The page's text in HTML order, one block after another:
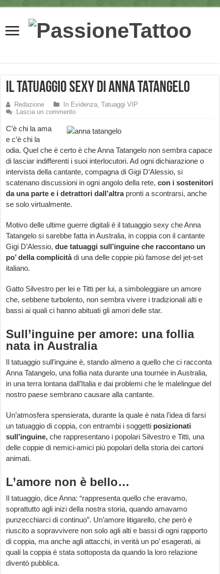
Il tatuaggio sexy di Anna Tatangelo
Redazione In Evidenza,Tatuaggi VIP
Lascia un commento
C’è chi la ama
e c’è chi la
odia. Quel che è certo è che Anna Tatangelo non sembra capace
di lasciar indifferenti i suoi interlocutori. Ad ogni dichiarazione o
intervista della cantante, compagna di Gigi D’Alessio, si
scatenano discussioni in ogni angolo della rete,con i sostenitori
da una parte e i detrattori dall’altra pronti a scontrarsi, anche
se solo virtualmente.
Motivo delle ultime guerre digitali è il tatuaggio sexy che Anna
Tatangelo si sarebbe fatta in Australia, in coppia con il cantante
Gigi D’Alessio,due tatuaggi sull’inguine che raccontano un
po’ della complicitàdi una delle coppie più famose del jet-set
italiano.
Gatto Silvestro per lei e Titti per lui, a simboleggiare un amore
che, sebbene turbolento, non sembra vivere i tradizionali alti e
bassi ai quali ci hanno abituati gli amori delle star.
Sull’inguine per amore: una follia
nata in Australia
Il tatuaggio sull’inguine è, stando almeno a quello che ci racconta
Anna Tatangelo, una follia nata durante una tournée in Australia,
in una terra lontana dall’Italia e dai problemi che le malelingue del
nostro paese sembrano causare alla cantante.
Un’atmosfera spensierata, durante la quale è nata l’idea di farsi
un tatuaggio di coppia, con entrambi i soggetti posizionati
sull’inguine,che rappresentano i popolari Silvestro e Titti, una
delle coppie di nemici-amici più popolari della storia dei cartoni
animati.
L’amore non è bello…
Il tatuaggio, dice Anna: “rappresenta quello che eravamo,
soprattutto agli inizi della nostra storia, quando amavamo
punzecchiarci di continuo”. Un’amore litigarello, che però è
riuscito a sopravvivere non solo agli alti e bassi di ogni rapporto
di coppia, ma anche agli attacchi, in verità un po’ esagerati, ai
quali la coppia è stata sottoposta da quando la loro relazione
diventò pubblica.